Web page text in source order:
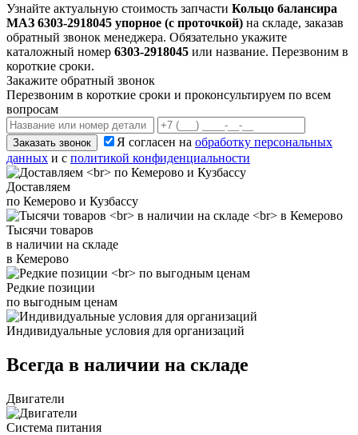
Узнайте актуальную стоимость запчасти Кольцо балансира
МАЗ 6303-2918045 упорное (с проточкой) на складе, заказав
обратный звонок менеджера. Обязательно укажите
каталожный номер 6303-2918045 или название. Перезвоним в
короткие сроки.
Закажите обратный звонок
Перезвоним в короткие сроки и проконсультируем по всем
вопросам
Заказать звонок Я согласен на обработку персональных
данных и с политикой конфиденциальности
Доставляем
по Кемерово и Кузбассу
Тысячи товаров
в наличии на складе
в Кемерово
Редкие позиции
по выгодным ценам
Индивидуальные условия для организаций
Всегда в наличии на складе
Двигатели
Система питания